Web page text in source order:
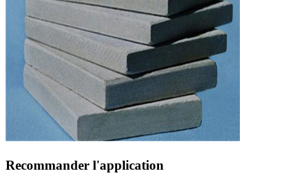
Recommander l'application